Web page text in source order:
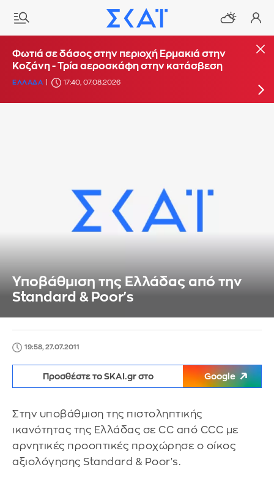
Φωτιά στο Στεφάνι Κορίνθου - Μήνυμα από το
112 για ετοιμότητα
ΕΛΛΑΔΑ 16:29, 07.08.2026
Φωτιά σε δάσος στην περιοχή Ερμακιά στην
Κοζάνη - Τρία αεροσκάφη στην κατάσβεση
ΕΛΛΑΔΑ 17:40, 07.08.2026
Υποβάθμιση της Ελλάδας από την
Standard & Poor's
19:58, 27.07.2011
Προσθέστε το SKAI.gr στο Google
Στην υποβάθμιση της πιστοληπτικής
ικανότητας της Ελλάδας σε CC από CCC με
αρνητικές προοπτικές προχώρησε ο οίκος
αξιολόγησης Standard & Poor's.